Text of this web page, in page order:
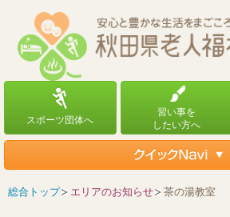
総合トップ エリアのお知らせ 茶の湯教室